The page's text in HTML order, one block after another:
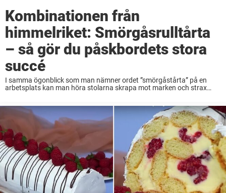
Kombinationen från
himmelriket: Smörgåsrulltårta
– så gör du påskbordets stora
succé
I samma ögonblick som man nämner ordet ”smörgåstårta” på en
arbetsplats kan man höra stolarna skrapa mot marken och strax